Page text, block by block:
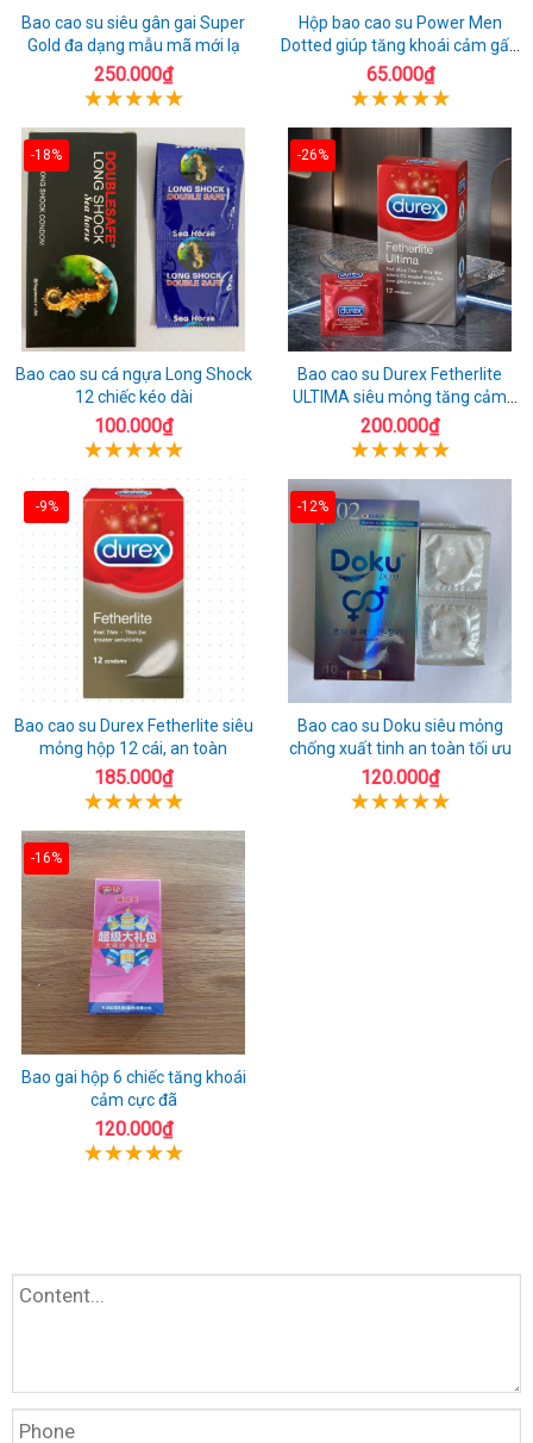
Bao cao su siêu gân gai Super
Gold đa dạng mẫu mã mới lạ
250.000₫
Hộp bao cao su Power Men
Dotted giúp tăng khoái cảm gấp
đôi
65.000₫
-18%
Bao cao su cá ngựa Long Shock
12 chiếc kéo dài
100.000₫
-26%
Bao cao su Durex Fetherlite
ULTIMA siêu mỏng tăng cảm
giác
200.000₫
-9%
Bao cao su Durex Fetherlite siêu
mỏng hộp 12 cái, an toàn
185.000₫
-12%
Bao cao su Doku siêu mỏng
chống xuất tinh an toàn tối ưu
120.000₫
-16%
Bao gai hộp 6 chiếc tăng khoái
cảm cực đã
120.000₫